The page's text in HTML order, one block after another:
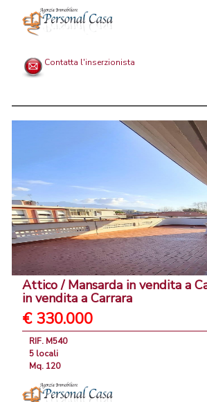
Contatta l'inserzionista
Attico / Mansarda in vendita a
in vendita a Carrara
€ 330.000
RIF. M540
5 locali
Mq. 120